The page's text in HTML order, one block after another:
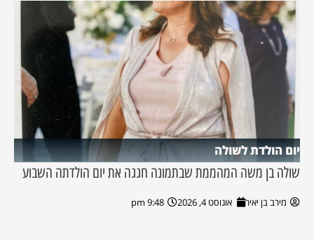
יום הולדת לשולה
שולה בן משה המהממת שבתמונה חגגה את יום הולדתה השבוע
מירב בן יאיר אוגוסט 4, 2026 9:48 pm